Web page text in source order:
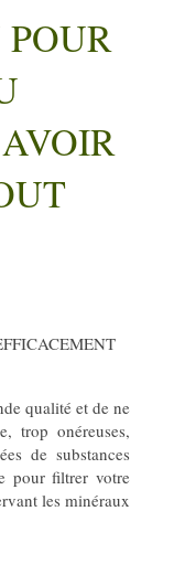
qualité et de ne
trop onéreuses,
de substances
pour filtrer votre
les minéraux